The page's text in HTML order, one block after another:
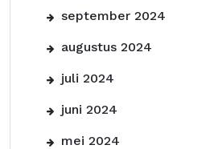
september 2024
augustus 2024
juli 2024
juni 2024
mei 2024